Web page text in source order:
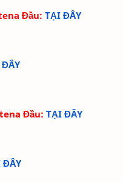
Đầu: TẠI ĐÂY
Đầu: TẠI ĐÂY
ĐÂY